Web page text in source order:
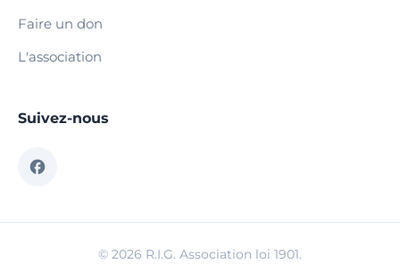
Faire un don
L'association
Suivez-nous
© 2026 R.I.G. Association loi 1901.